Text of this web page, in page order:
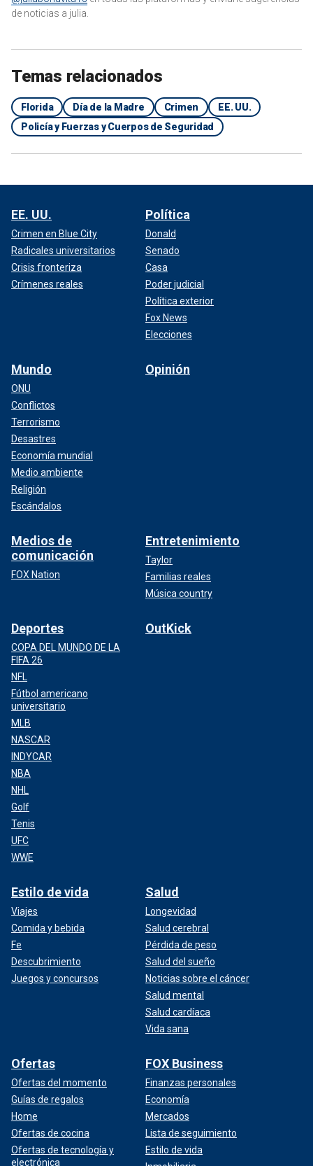
de noticias a julia.
Temas relacionados
Florida Día de la Madre Crimen
EE. UU.
Policía y Fuerzas y Cuerpos de Seguridad
EE. UU.
Crimen en Blue City
Radicales universitarios
Crisis fronteriza
Crímenes reales
Política
Donald
Senado
Casa
Poder judicial
Política exterior
Fox News
Elecciones
Mundo
ONU
Conflictos
Terrorismo
Desastres
Economía mundial
Medio ambiente
Religión
Escándalos
Opinión
Medios de
comunicación
FOX Nation
Entretenimiento
Taylor
Familias reales
Música country
Deportes
COPA DEL MUNDO DE LA
FIFA 26
NFL
Fútbol americano
universitario
MLB
NASCAR
INDYCAR
NBA
NHL
Golf
Tenis
UFC
WWE
OutKick
Estilo de vida
Viajes
Comida y bebida
Fe
Descubrimiento
Juegos y concursos
Salud
Longevidad
Salud cerebral
Pérdida de peso
Salud del sueño
Noticias sobre el cáncer
Salud mental
Salud cardíaca
Vida sana
Ofertas
Ofertas del momento
Guías de regalos
Home
Ofertas de cocina
Ofertas de tecnología y
electrónica
FOX Business
Finanzas personales
Economía
Mercados
Lista de seguimiento
Estilo de vida